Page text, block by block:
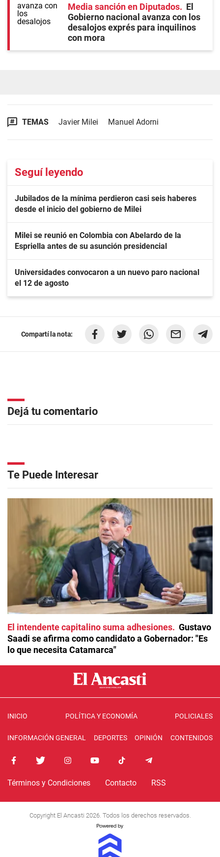
Media sanción en Diputados
El
Gobierno nacional avanza con los
desalojos exprés para inquilinos
con mora
TEMAS Javier Milei Manuel Adorni
Seguí leyendo
Jubilados de la mínima perdieron casi seis haberes
desde el inicio del gobierno de Milei
Milei se reunió en Colombia con Abelardo de la
Espriella antes de su asunción presidencial
Universidades convocaron a un nuevo paro nacional
el 12 de agosto
Compartí la nota:
Dejá tu comentario
Te Puede Interesar
El intendente capitalino suma adhesiones
Gustavo
Saadi se afirma como candidato a Gobernador: "Es
lo que necesita Catamarca"
INICIO POLÍTICA Y ECONOMÍA POLICIALES
INFORMACIÓN GENERAL DEPORTES OPINIÓN CONTENIDOS
Términos y Condiciones Contacto RSS
Copyright El Ancasti 2026. Todos los derechos reservados.